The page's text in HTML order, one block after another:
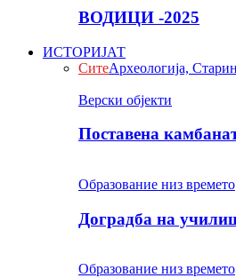
ВОДИЦИ -2025
ИСТОРИЈАТ
СитеАрхеологија,
Верски објекти
Поставена
Образование низ времето
Доградба на
Образование низ времето